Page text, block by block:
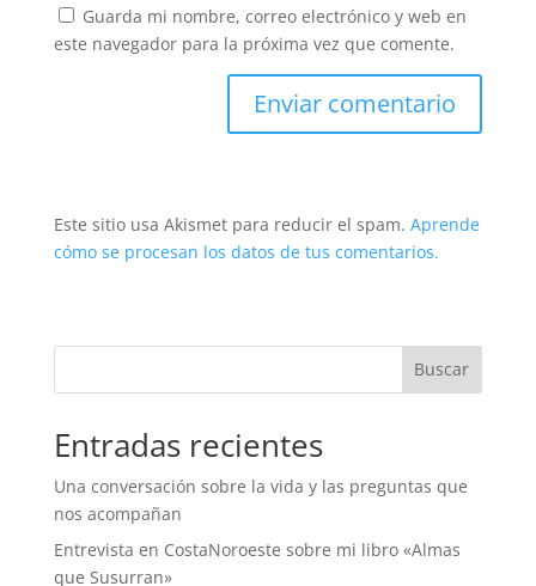
Guarda mi nombre, correo electrónico y web en
este navegador para la próxima vez que comente.
Este sitio usa Akismet para reducir el spam. Aprende
cómo se procesan los datos de tus comentarios.
Buscar
Entradas recientes
Una conversación sobre la vida y las preguntas que
nos acompañan
Entrevista en CostaNoroeste sobre mi libro «Almas
que Susurran»